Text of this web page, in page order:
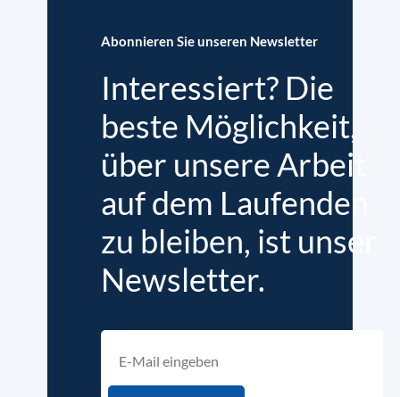
Abonnieren Sie unseren Newsletter
Interessiert? Die
beste Möglichkeit,
über unsere Arbeit
auf dem Laufenden
zu bleiben, ist unser
Newsletter.